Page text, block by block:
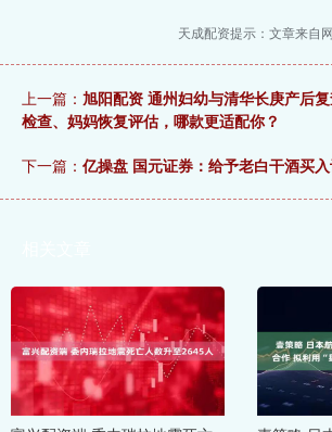
天成配资提示：文章来自
上一篇： 旭阳配资 通州妇幼与清华长庚产后
检查、妈妈恢复评估，哪款更适配你？
下一篇： 亿操盘 国元证券：给予老白干酒买